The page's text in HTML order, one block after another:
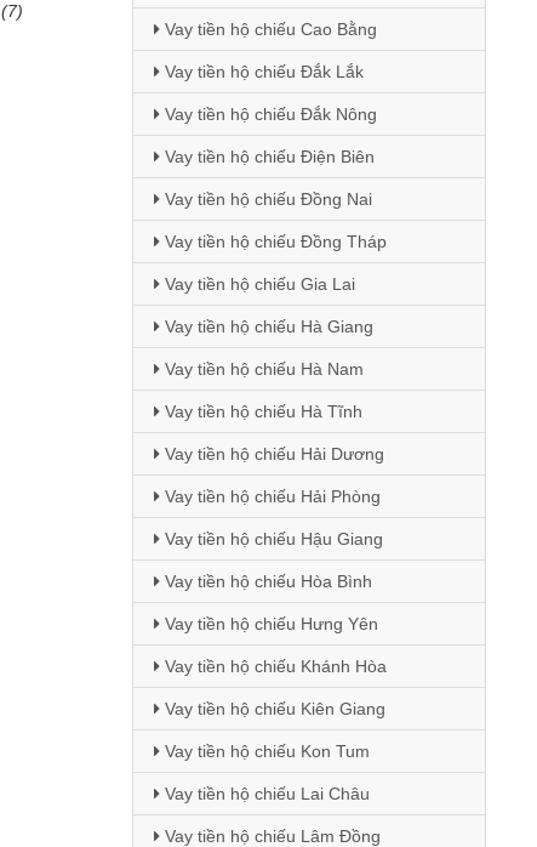
(7)
Vay tiền hộ chiếu Cao Bằng
Vay tiền hộ chiếu Đắk Lắk
Vay tiền hộ chiếu Đắk Nông
Vay tiền hộ chiếu Điện Biên
Vay tiền hộ chiếu Đồng Nai
Vay tiền hộ chiếu Đồng Tháp
Vay tiền hộ chiếu Gia Lai
Vay tiền hộ chiếu Hà Giang
Vay tiền hộ chiếu Hà Nam
Vay tiền hộ chiếu Hà Tĩnh
Vay tiền hộ chiếu Hải Dương
Vay tiền hộ chiếu Hải Phòng
Vay tiền hộ chiếu Hậu Giang
Vay tiền hộ chiếu Hòa Bình
Vay tiền hộ chiếu Hưng Yên
Vay tiền hộ chiếu Khánh Hòa
Vay tiền hộ chiếu Kiên Giang
Vay tiền hộ chiếu Kon Tum
Vay tiền hộ chiếu Lai Châu
Vay tiền hộ chiếu Lâm Đồng